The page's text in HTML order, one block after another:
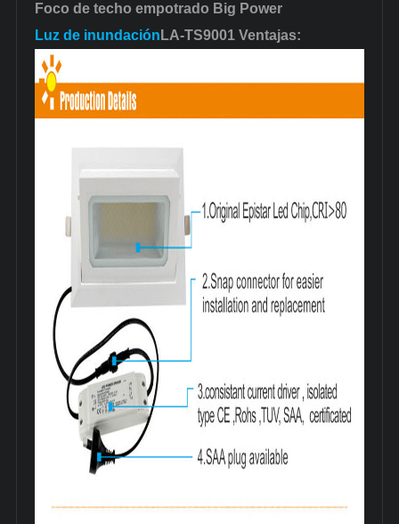
Foco de techo empotrado Big Power
Luz de inundación LA-TS9001 Ventajas: